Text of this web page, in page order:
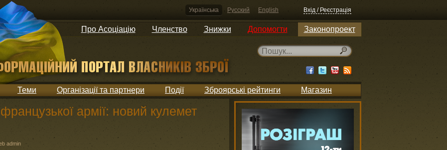
Українська Русский English Вхід / Реєстрація
Про Асоціацію Членство Знижки Допомогти Законопроект
Теми Організації та партнери Події Зброярські рейтинги Магазин
армії: новий кулемет
admin